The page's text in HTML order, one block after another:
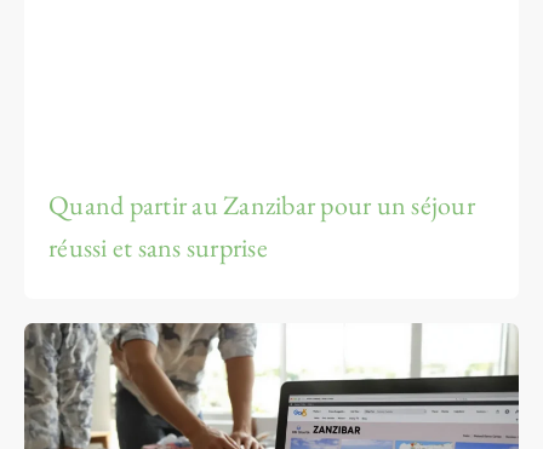
Quand partir au Zanzibar pour un séjour
réussi et sans surprise